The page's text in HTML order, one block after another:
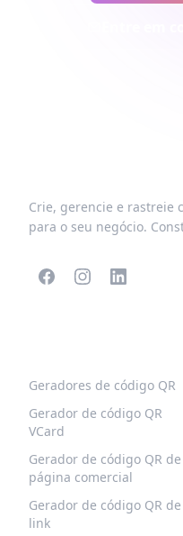
Crie, gerencie e rastreie
para o seu negócio.
Geradores de código QR
Gerador de código QR
VCard
Gerador de código QR de
página comercial
Gerador de código QR de
link